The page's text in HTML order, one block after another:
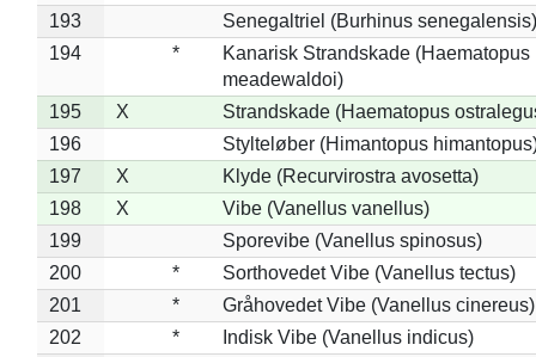
193
Senegaltriel (Burhinus senegalensis)
194
*
Kanarisk Strandskade (Haematopus
meadewaldoi)
195
X
Strandskade (Haematopus
196
Stylteløber (Himantopus
197
X
Klyde (Recurvirostra avosetta)
198
X
Vibe (Vanellus vanellus)
199
Sporevibe (Vanellus spinosus)
200
*
Sorthovedet Vibe (Vanellus tectus)
201
*
Gråhovedet Vibe (Vanellus cinereus)
202
*
Indisk Vibe (Vanellus indicus)